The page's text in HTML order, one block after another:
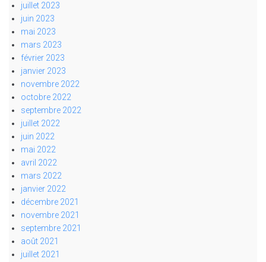
juillet 2023
juin 2023
mai 2023
mars 2023
février 2023
janvier 2023
novembre 2022
octobre 2022
septembre 2022
juillet 2022
juin 2022
mai 2022
avril 2022
mars 2022
janvier 2022
décembre 2021
novembre 2021
septembre 2021
août 2021
juillet 2021